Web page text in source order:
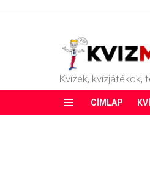
Kvízek, kvízjátékok,
CÍMLAP